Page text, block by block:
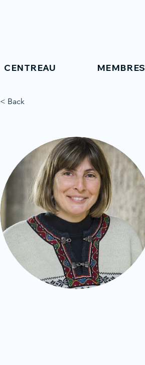
CENTREAU MEMBRES
< Back